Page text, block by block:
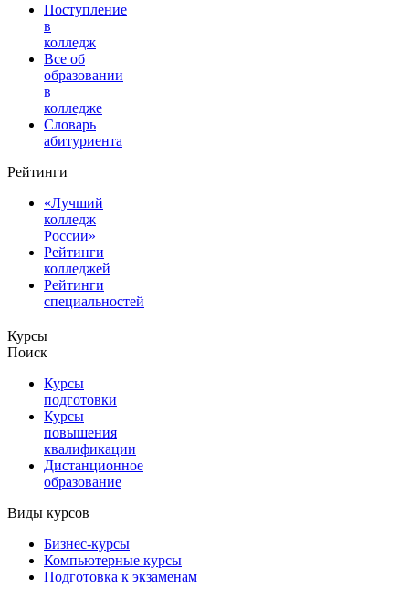
Поступление
в
колледж
Все об
образовании
в
колледже
Словарь
абитуриента
Рейтинги
«Лучший
колледж
России»
Рейтинги
колледжей
Рейтинги
специальностей
Курсы
Поиск
Курсы
подготовки
Курсы
повышения
квалификации
Дистанционное
образование
Виды курсов
Бизнес-курсы
Компьютерные курсы
Подготовка к экзаменам